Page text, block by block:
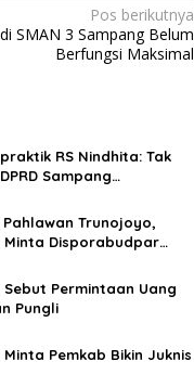
Pos berikutnya
SMAN 3 Sampang Belum
Berfungsi Maksimal
RS Nindhita: Tak
Sampang
Trunojoyo,
Minta Disporabudpar
Sebut Permintaan Uang
Pungli
Minta Pemkab Bikin Juknis